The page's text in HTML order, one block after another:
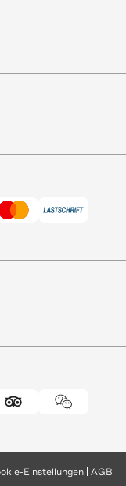
Einstellungen AGB